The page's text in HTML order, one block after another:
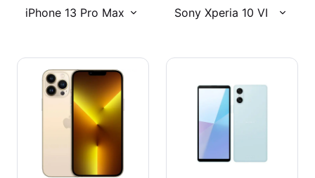
iPhone 13 Pro Max Sony Xperia 10 VI